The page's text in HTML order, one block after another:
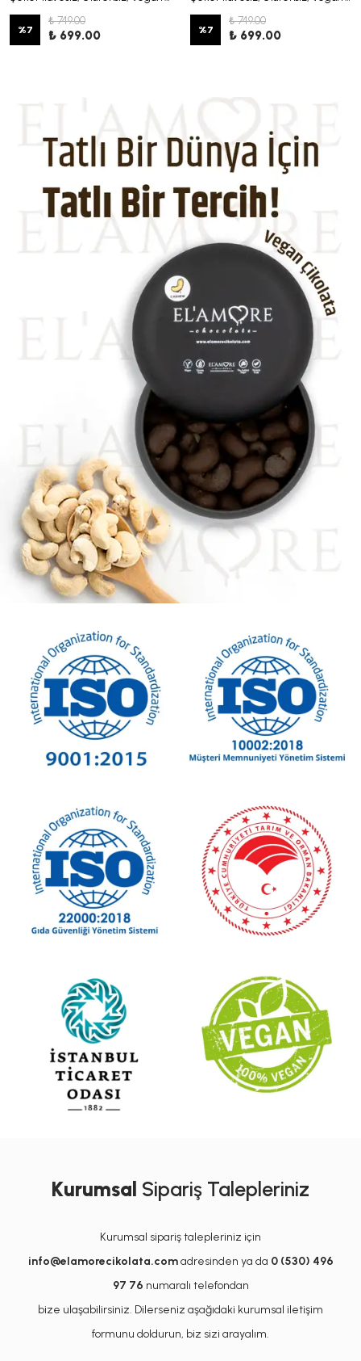
%7
₺ 749.00
₺ 699.00 %7
₺ 749.00
₺ 699.00
Kurumsal Sipariş Talepleriniz
Kurumsal sipariş talepleriniz için
info@elamorecikolata.comadresinden ya da 0 (530) 496
97 76 numaralı telefondan
bize ulaşabilirsiniz. Dilerseniz aşağıdaki kurumsal iletişim
formunu doldurun, biz sizi arayalım.